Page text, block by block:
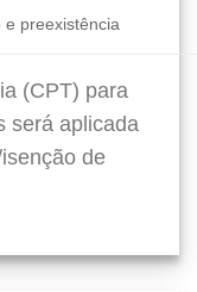
e preexistência
(CPT) para
será aplicada
de